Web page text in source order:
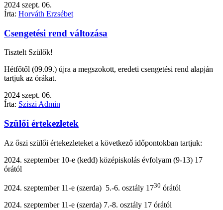
2024 szept. 06.
Írta: Horváth Erzsébet
Csengetési rend változása
Tisztelt Szülők!
Hétfőtől (09.09.) újra a megszokott, eredeti csengetési rend alapján
tartjuk az órákat.
2024 szept. 06.
Írta: Sziszi Admin
Szülői értekezletek
Az őszi szülői értekezleteket a következő időpontokban tartjuk:
2024. szeptember 10-e (kedd) középiskolás évfolyam (9-13) 17
órától
2024. szeptember 11-e (szerda) 5.-6. osztály 1730 órától
2024. szeptember 11-e (szerda) 7.-8. osztály 17 órától